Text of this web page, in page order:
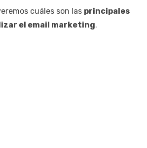
cuáles son las principales
el email marketing.